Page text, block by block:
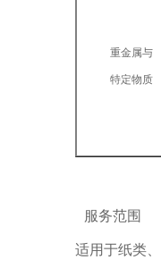
重金属与
特定物质
服务范围
适用于纸类